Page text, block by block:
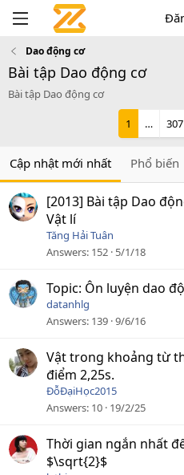
Dao động cơ
Bài tập Dao động cơ
Bài tập Dao động cơ
1 … 307
Cập nhật mới nhất Phổ biến
[2013] Bài tập Dao
Vật lí
Tăng Hải Tuân
Answers 152 5/1/18
Topic: Ôn luyện dao
datanhlg
Answers 139 9/6/16
Vật trong khoảng từ
điểm 2,25s.
ĐỗĐạiHọc2015
Answers 10 19/2/25
Thời gian ngắn nhất
$\sqrt{2}$